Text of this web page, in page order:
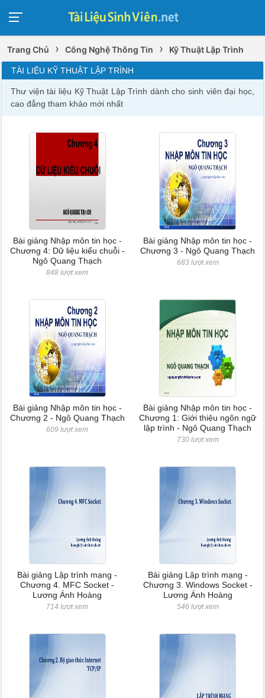
Trang Chủ › Công Nghệ Thông Tin › Kỹ Thuật Lập Trình
TÀI LIỆU KỸ THUẬT LẬP TRÌNH
Thư viện tài liệu Kỹ Thuật Lập Trình dành cho sinh viên đại học,
cao đẳng tham khảo mới nhất
Bài giảng Nhập môn tin học -
Chương 4: Dữ liệu kiểu chuỗi -
Ngô Quang Thạch
848 lượt xem
Bài giảng Nhập môn tin học -
Chương 3 - Ngô Quang Thạch
683 lượt xem
Bài giảng Nhập môn tin học -
Chương 2 - Ngô Quang Thạch
609 lượt xem
Bài giảng Nhập môn tin học -
Chương 1: Giới thiệu ngôn ngữ
lập trình - Ngô Quang Thạch
730 lượt xem
Bài giảng Lập trình mạng -
Chương 4. MFC Socket -
Lương Ánh Hoàng
714 lượt xem
Bài giảng Lập trình mạng -
Chương 3. Windows Socket -
Lương Ánh Hoàng
546 lượt xem